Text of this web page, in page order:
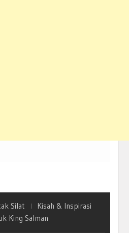
Silat
Kisah & Inspirasi
King Salman